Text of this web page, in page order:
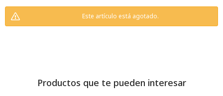
Este artículo está agotado.
Productos que te pueden interesar